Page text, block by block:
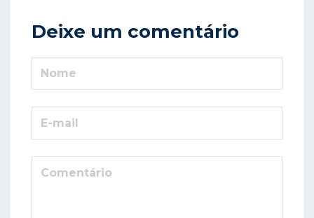
Deixe um comentário